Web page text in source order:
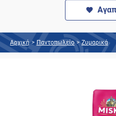
Αρχική > Παντοπωλείο > Ζυμαρικά